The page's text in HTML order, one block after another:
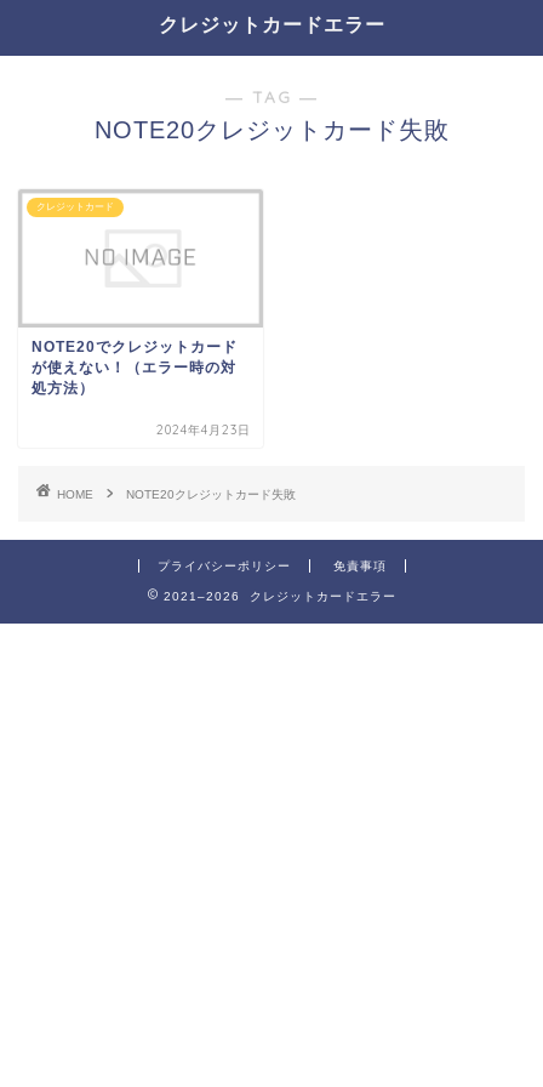
クレジットカードエラー
― TAG ―
NOTE20クレジットカード失敗
クレジットカード
NOTE20でクレジットカード
が使えない！（エラー時の対
処方法）
2024年4月23日
HOME NOTE20クレジットカード失敗
プライバシーポリシー 免責事項
2021–2026 クレジットカードエラー